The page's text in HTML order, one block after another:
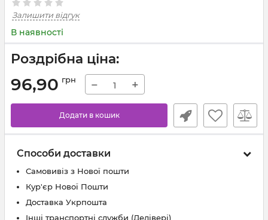
Залишити відгук
В наявності
Роздрібна ціна:
96,90 грн − +
Додати в кошик
Способи доставки
Самовивіз з Нової пошти
Кур'єр Нової Пошти
Доставка Укрпошта
Інші транспортні служби (Делівері)